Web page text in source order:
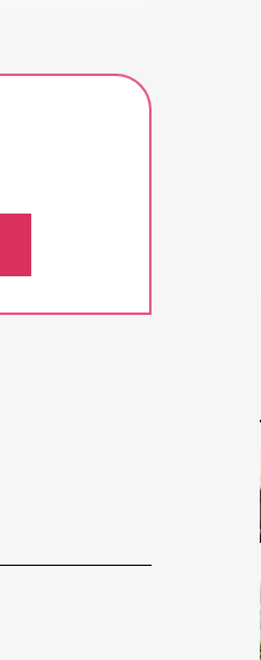
。《紐約時
裡透露出的
處，值得與
、名稱上又
，沒有賣票
決定不來則